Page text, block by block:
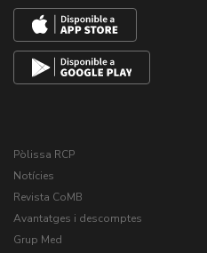
Pòlissa RCP
Notícies
Revista CoMB
Avantatges i descomptes
Grup Med